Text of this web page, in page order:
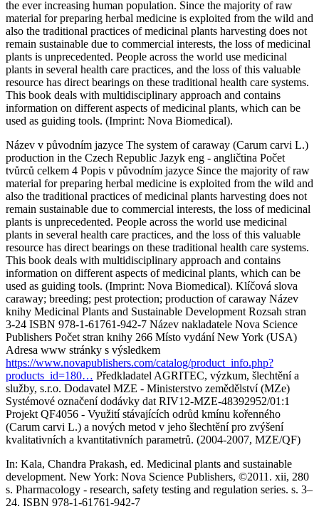
the ever increasing human population. Since the majority of raw
material for preparing herbal medicine is exploited from the wild and
also the traditional practices of medicinal plants harvesting does not
remain sustainable due to commercial interests, the loss of medicinal
plants is unprecedented. People across the world use medicinal
plants in several health care practices, and the loss of this valuable
resource has direct bearings on these traditional health care systems.
This book deals with multidisciplinary approach and contains
information on different aspects of medicinal plants, which can be
used as guiding tools. (Imprint: Nova Biomedical).
Název v původním jazyce The system of caraway (Carum carvi L.)
production in the Czech Republic Jazyk eng - angličtina Počet
tvůrců celkem 4 Popis v původním jazyce Since the majority of raw
material for preparing herbal medicine is exploited from the wild and
also the traditional practices of medicinal plants harvesting does not
remain sustainable due to commercial interests, the loss of medicinal
plants is unprecedented. People across the world use medicinal
plants in several health care practices, and the loss of this valuable
resource has direct bearings on these traditional health care systems.
This book deals with multidisciplinary approach and contains
information on different aspects of medicinal plants, which can be
used as guiding tools. (Imprint: Nova Biomedical). Klíčová slova
caraway; breeding; pest protection; production of caraway Název
knihy Medicinal Plants and Sustainable Development Rozsah stran
3-24 ISBN 978-1-61761-942-7 Název nakladatele Nova Science
Publishers Počet stran knihy 266 Místo vydání New York (USA)
Adresa www stránky s výsledkem
https://www.novapublishers.com/catalog/product_info.php?
products_id=180… Předkladatel AGRITEC, výzkum, šlechtění a
služby, s.r.o. Dodavatel MZE - Ministerstvo zemědělství (MZe)
Systémové označení dodávky dat RIV12-MZE-48392952/01:1
Projekt QF4056 - Využití stávajících odrůd kmínu kořenného
(Carum carvi L.) a nových metod v jeho šlechtění pro zvýšení
kvalitativních a kvantitativních parametrů. (2004-2007, MZE/QF)
In: Kala, Chandra Prakash, ed. Medicinal plants and sustainable
development. New York: Nova Science Publishers, ©2011. xii, 280
s. Pharmacology - research, safety testing and regulation series. s. 3–
24. ISBN 978-1-61761-942-7